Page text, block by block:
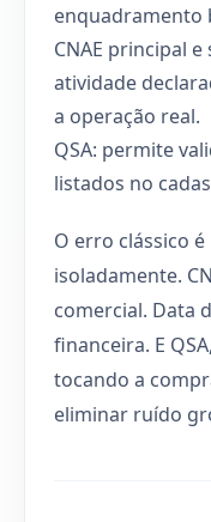
enquadramento
CNAE principal
atividade
a operação real.
QSA: permite
listados no
O erro clássico
isoladamente.
comercial. Data
financeira. E
tocando a
eliminar ruído